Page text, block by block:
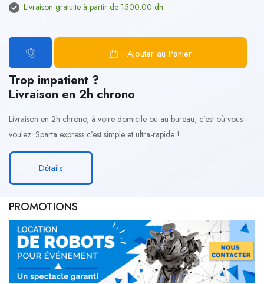
Livraison gratuite à partir de 1500.00 dh
Ajouter au Panier
Trop impatient ?
Livraison en 2h chrono
Livraison en 2h chrono, à votre domicile ou au bureau, c’est où vous
voulez. Sparta express c’est simple et ultra-rapide !
Détails
PROMOTIONS